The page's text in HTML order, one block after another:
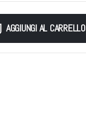
AGGIUNGI AL CARRELLO